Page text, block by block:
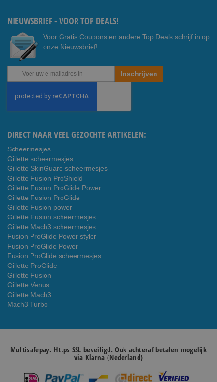
NIEUWSBRIEF - VOOR TOP DEALS!
Voor Gratis Coupons en andere Top Deals schrijf in op
onze Nieuwsbrief!
Abonneer
u
onze
nieuwsbrief
Inschrijven
DIRECT NAAR VEEL GEZOCHTE ARTIKELEN:
Scheermesjes
Gillette scheermesjes
Gillette SkinGuard scheermesjes
Gillette Fusion ProShield
Gillette Fusion ProGlide Power
Gillette Fusion ProGlide
Gillette Fusion power
Gillette Fusion scheermesjes
Gillette Mach3 scheermesjes
Fusion ProGlide Power styler
Fusion ProGlide Power
Fusion ProGlide scheermesjes
Gillette ProGlide
Gillette Fusion
Gillette Venus
Gillette Mach3
Mach3 Turbo
Multisafepay. Https SSL beveiligd. Ook achteraf betalen mogelijk
via Klarna (Nederland)